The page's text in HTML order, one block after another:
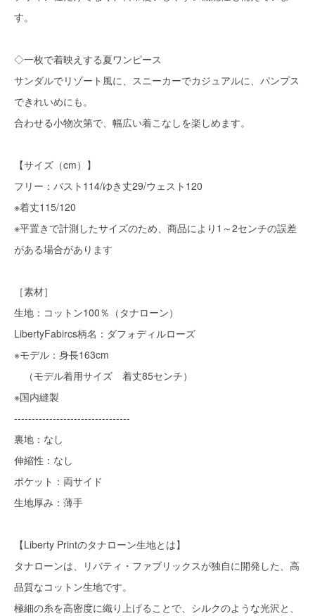
す。
◇一枚で着映えする夏ワンピース
サンダルでリゾート風に、スニーカーでカジュアルに、パンプス
できれいめにも。
合わせる小物次第で、幅広い着こなしを楽しめます。
【サイズ（cm）】
フリー：バスト114/ゆき丈29/ウェスト120
※着丈115/120
※平置きで計測したサイズのため、商品により1～2センチの誤差
がある場合があります
［素材］
生地：コットン100％（タナローン）
LibertyFabircs柄名：ダフォディルローズ
※モデル：身長163cm
（モデル着用サイズ 着丈85センチ）
※国内縫製
---------------------------------
裏地：なし
伸縮性：なし
ポケット：両サイド
生地厚み：薄手
【Liberty Printのタナローン生地とは】
タナローンは、リバティ・ファブリックスが独自に開発した、高
品質なコットン生地です。
極細の糸を高密度に織り上げることで、シルクのような光沢と、